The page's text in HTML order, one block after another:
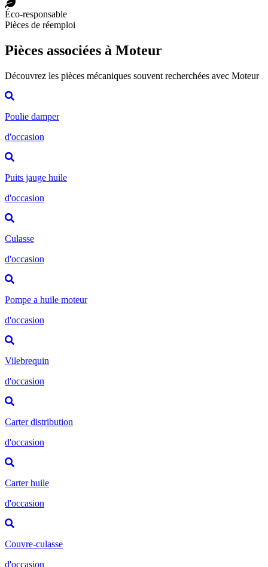
Éco-responsable
Pièces de réemploi
Pièces associées à Moteur
Découvrez les pièces mécaniques souvent recherchées avec Moteur
Poulie damper
d'occasion
Puits jauge huile
d'occasion
Culasse
d'occasion
Pompe a huile moteur
d'occasion
Vilebrequin
d'occasion
Carter distribution
d'occasion
Carter huile
d'occasion
Couvre-culasse
d'occasion